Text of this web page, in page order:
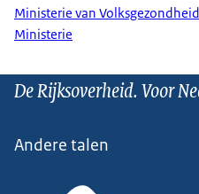
Ministerie van
Ministerie
De Rijksoverheid. Voor
Andere talen